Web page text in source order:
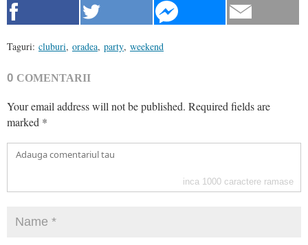
Taguri: cluburi, oradea, party, weekend
0 COMENTARII
Your email address will not be published. Required fields are
marked *
inca 1000 caractere ramase